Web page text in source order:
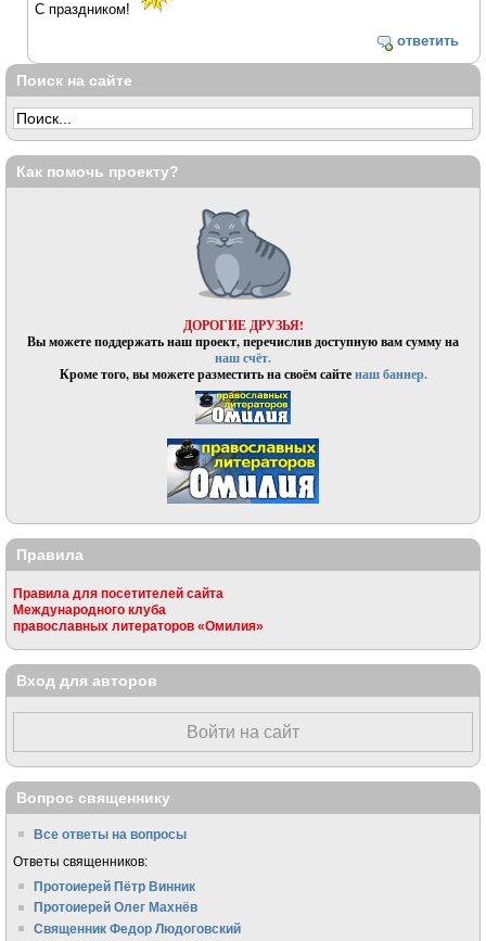
С праздником!
ответить
Поиск на сайте
Как помочь проекту?
ДОРОГИЕ ДРУЗЬЯ!
Вы можете поддержать наш проект, перечислив доступную вам сумму на
наш счёт.
Кроме того, вы можете разместить на своём сайтенаш баннер.
Правила
Правила для посетителей сайта
Международного клуба
православных литераторов «Омилия»
Вход для авторов
Войти на сайт
Вопрос священнику
Все ответы на вопросы
Ответы священников:
Протоиерей Пётр Винник
Протоиерей Олег Махнёв
Священник Федор Людоговский